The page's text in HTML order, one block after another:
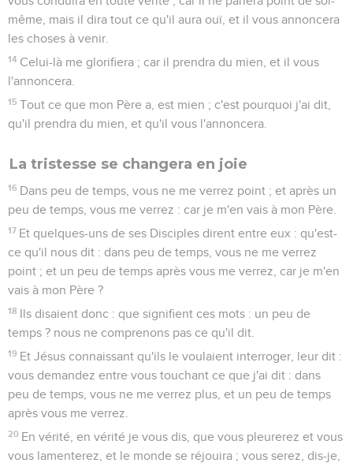
même, mais il dira tout ce qu'il aura ouï, et il vous annoncera
les choses à venir.
14 Celui-là me glorifiera ; car il prendra du mien, et il vous
l'annoncera.
15 Tout ce que mon Père a, est mien ; c'est pourquoi j'ai dit,
qu'il prendra du mien, et qu'il vous l'annoncera.
La tristesse se changera en joie
16 Dans peu de temps, vous ne me verrez point ; et après un
peu de temps, vous me verrez : car je m'en vais à mon Père.
17 Et quelques-uns de ses Disciples dirent entre eux : qu'est-
ce qu'il nous dit : dans peu de temps, vous ne me verrez
point ; et un peu de temps après vous me verrez, car je m'en
vais à mon Père ?
18 Ils disaient donc : que signifient ces mots : un peu de
temps ? nous ne comprenons pas ce qu'il dit.
19 Et Jésus connaissant qu'ils le voulaient interroger, leur dit :
vous demandez entre vous touchant ce que j'ai dit : dans
peu de temps, vous ne me verrez plus, et un peu de temps
après vous me verrez.
20 En vérité, en vérité je vous dis, que vous pleurerez et vous
vous lamenterez, et le monde se réjouira ; vous serez, dis-je,